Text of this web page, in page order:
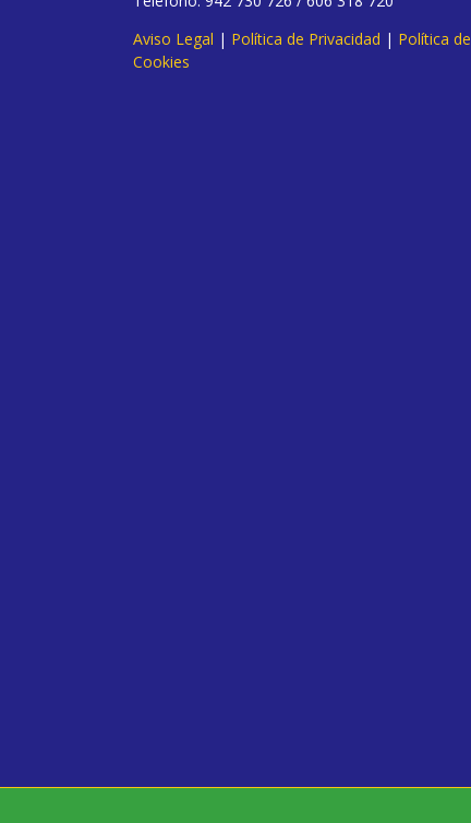
Aviso Legal | Política de Privacidad | Política de
Cookies